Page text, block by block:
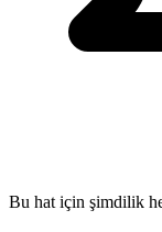
Bu hat için şimdilik